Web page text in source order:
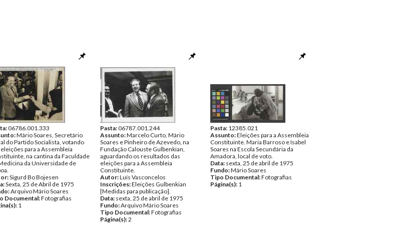
06786.001.333
Mário Soares, Secretário
do Partido Socialista, votando
para a Assembleia
na cantina da Faculdade
da Universidade de
Sigurd Bo Bojesen
Sexta, 25 de Abril de 1975
Arquivo Mário Soares
Documental:Fotografias
1
Pasta:06787.001.244
Assunto:Marcelo Curto, Mário
Soares e Pinheiro de Azevedo, na
Fundação Calouste Gulbenkian,
aguardando os resultados das
eleições para a Assembleia
Constituinte.
Autor:Luís Vasconcelos
Inscrições:Eleições Gulbenkian
[Medidas para publicação].
Data: sexta, 25 de abril de 1975
Fundo:Arquivo Mário Soares
Tipo Documental:Fotografias
Página(s):2
Pasta: 12385.021
Assunto:Eleições para a Assembleia
Constituinte. Maria Barroso e Isabel
Soares na Escola Secundária da
Amadora, local de voto.
Data: sexta, 25 de abril de 1975
Fundo:Mário Soares
Tipo Documental:Fotografias
Página(s): 1